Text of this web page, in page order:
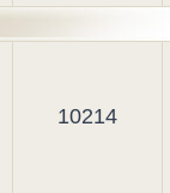
10214